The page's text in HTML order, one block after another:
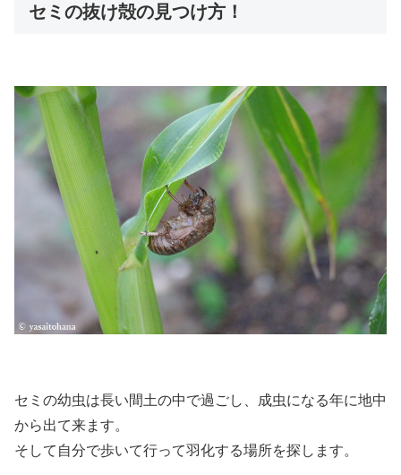
セミの抜け殻の見つけ方！
セミの幼虫は長い間土の中で過ごし、成虫になる年に地中
から出て来ます。
そして自分で歩いて行って羽化する場所を探します。